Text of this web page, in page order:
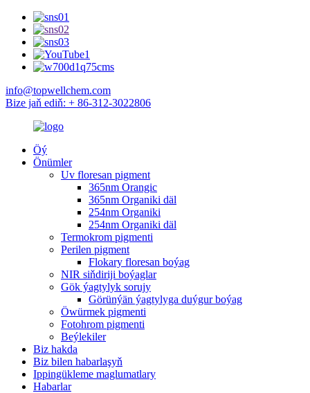
info@topwellchem.com
Bize jaň ediň: + 86-312-3022806
Öý
Önümler
Uv floresan pigment
365nm Orangic
365nm Organiki däl
254nm Organiki
254nm Organiki däl
Termokrom pigmenti
Perilen pigment
Flokary floresan boýag
NIR siňdiriji boýaglar
Gök ýagtylyk sorujy
Görünýän ýagtylyga duýgur boýag
Öwürmek pigmenti
Fotohrom pigmenti
Beýlekiler
Biz hakda
Biz bilen habarlaşyň
Ippingükleme maglumatlary
Habarlar